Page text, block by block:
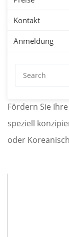
Kontakt
Anmeldung
Sprachkurse
Deutsch,
Fördern Sie
speziell
oder